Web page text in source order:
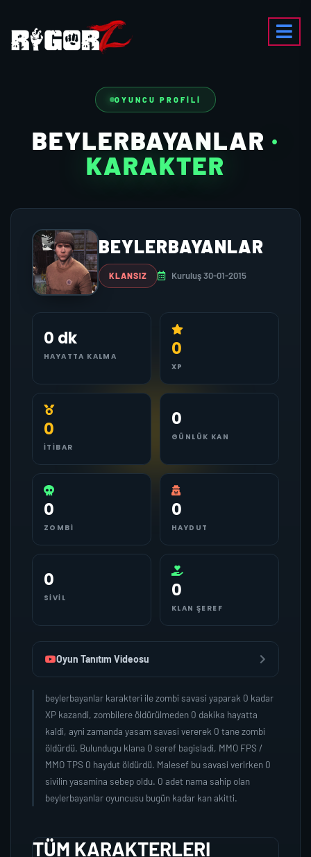
OYUNCU PROFILI
BEYLERBAYANLAR ·
KARAKTER
BEYLERBAYANLAR
KLANSIZ Kuruluş 30-01-2015
0 dk
HAYATTA KALMA 0
XP
0
İTIBAR
0
GÜNLÜK KAN
0
ZOMBI
0
HAYDUT
0
SIVIL 0
KLAN ŞEREF
Oyun Tanıtım Videosu
beylerbayanlar karakteri ile zombi savasi yaparak 0 kadar
XP kazandi, zombilere öldürülmeden 0 dakika hayatta
kaldi, ayni zamanda yasam savasi vererek 0 tane zombi
öldürdü. Bulundugu klana 0 seref bagisladi, MMO FPS /
MMO TPS 0 haydut öldürdü. Malesef bu savasi verirken 0
sivilin yasamina sebep oldu. 0 adet nama sahip olan
beylerbayanlar oyuncusu bugün kadar kan akitti.
TÜM KARAKTERLERI